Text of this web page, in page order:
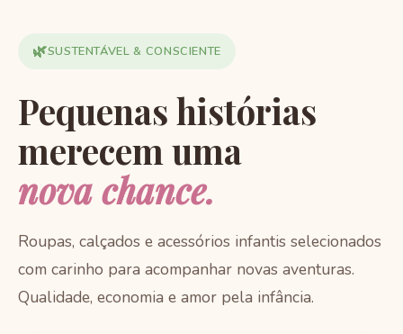
🌿SUSTENTÁVEL & CONSCIENTE
Pequenas histórias
merecem uma
nova chance.
Roupas, calçados e acessórios infantis selecionados
com carinho para acompanhar novas aventuras.
Qualidade, economia e amor pela infância.